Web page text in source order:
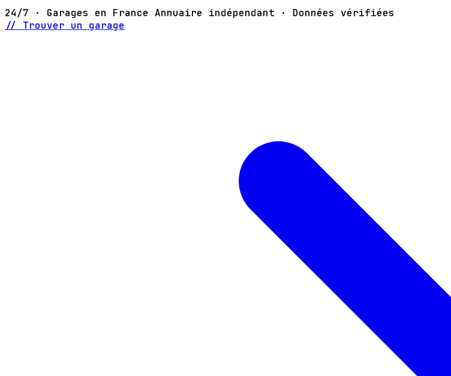
24/7 · Garages en France Annuaire indépendant · Données vérifiées
// Trouver un garage